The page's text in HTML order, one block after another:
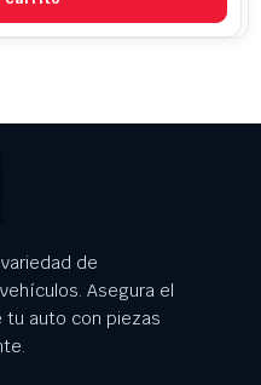
de
Asegura el
tu auto con piezas